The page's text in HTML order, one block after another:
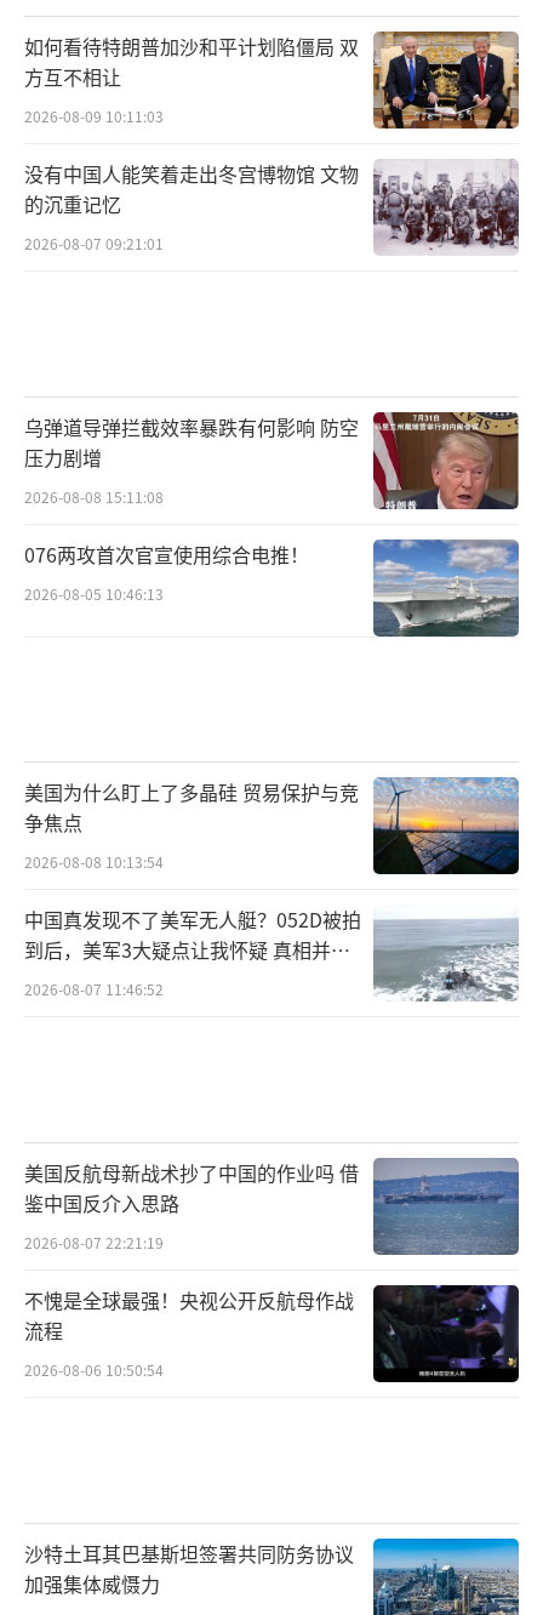
成国家工业基础重组。“美国经济衰退是否会
到来，很大程度上取决于美政府在未来几周是
否会继续‘让步’。”
（责任编辑：张蕾 TT0001）
如何看待特朗普加沙和平计划陷僵局 双
方互不相让
2026-08-09 10:11:03
没有中国人能笑着走出冬宫博物馆 文物
的沉重记忆
2026-08-07 09:21:01
乌弹道导弹拦截效率暴跌有何影响 防空
压力剧增
2026-08-08 15:11:08
076两攻首次官宣使用综合电推！
2026-08-05 10:46:13
美国为什么盯上了多晶硅 贸易保护与竞
争焦点
2026-08-08 10:13:54
中国真发现不了美军无人艇？052D被拍
到后，美军3大疑点让我怀疑 真相并非
如此
2026-08-07 11:46:52
美国反航母新战术抄了中国的作业吗 借
鉴中国反介入思路
2026-08-07 22:21:19
不愧是全球最强！央视公开反航母作战
流程
2026-08-06 10:50:54
沙特土耳其巴基斯坦签署共同防务协议
加强集体威慑力